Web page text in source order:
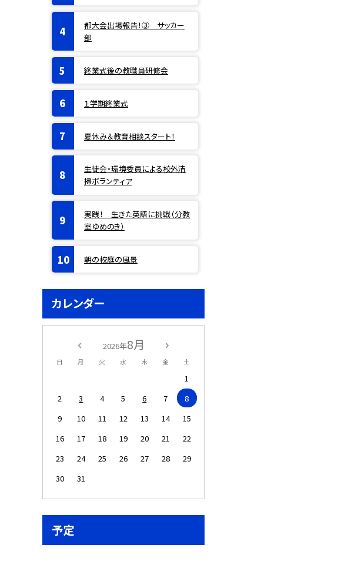
都大会出場報告！③ サッカー
部
終業式後の教職員研修会
１学期終業式
夏休み＆教育相談スタート！
生徒会・環境委員による校外清
掃ボランティア
実践！ 生きた英語に挑戦（分教
室ゆめのき）
朝の校庭の風景
カレンダー
2026年8月
日 月 火 水 木 金 土
1
2
3 4 5 6 7
8
9
10 11 12 13 14
15
16
17 18 19 20 21
22
23
24 25 26 27 28
29
30
31
予定